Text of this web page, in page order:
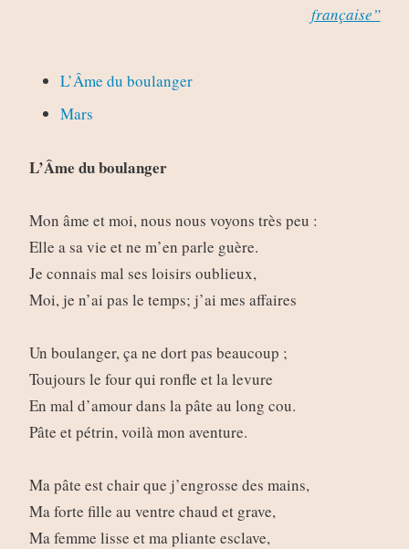
française”
L’Âme du boulanger
Mars
L’Âme du boulanger
Mon âme et moi, nous nous voyons très peu :
Elle a sa vie et ne m’en parle guère.
Je connais mal ses loisirs oublieux,
Moi, je n’ai pas le temps; j’ai mes affaires
Un boulanger, ça ne dort pas beaucoup ;
Toujours le four qui ronfle et la levure
En mal d’amour dans la pâte au long cou.
Pâte et pétrin, voilà mon aventure.
Ma pâte est chair que j’engrosse des mains,
Ma forte fille au ventre chaud et grave,
Ma femme lisse et ma pliante esclave,